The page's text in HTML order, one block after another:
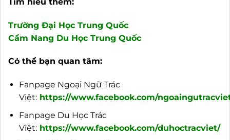
Trường Đại Học Trung Quốc
Cẩm Nang Du Học Trung Quốc
Có thể bạn quan tâm:
Fanpage Ngoại Ngữ Trác
Việt: https://www.facebook.com/
Fanpage Du Học Trác
Việt: https://www.facebook.com/duhoctracviet/